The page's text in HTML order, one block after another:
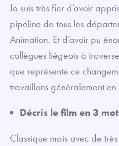
Je suis très fier d’avoir
pipeline de tous les
Animation. Et d’avoir pu
collègues liégeois à
que représente ce
travaillons généralement en
Décris le film en 3
Classique mais avec de